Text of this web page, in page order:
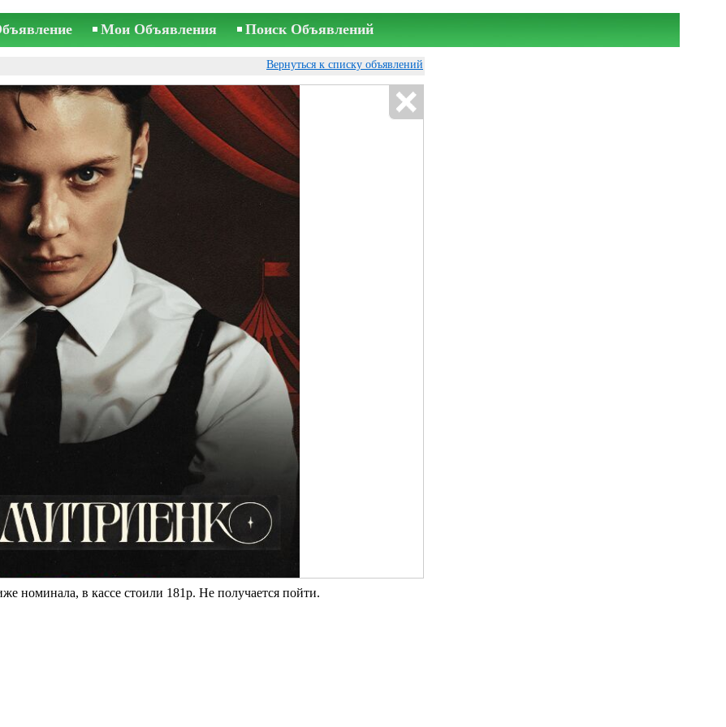
Мои Объявления Поиск Объявлений
Вернуться к списку объявлений
номинала, в кассе стоили 181р. Не получается пойти.